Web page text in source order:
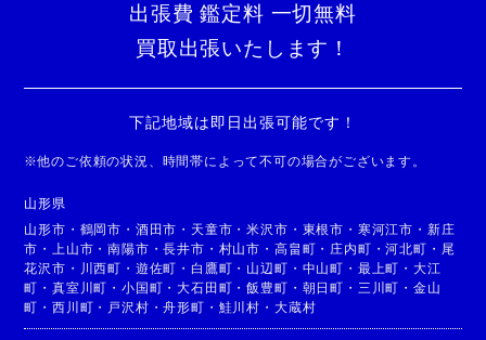
出張費 鑑定料 一切無料
買取出張いたします！
下記地域は即日出張可能です！
※他のご依頼の状況、時間帯によって不可の場合がございます。
山形県
山形市 ・ 鶴岡市 ・ 酒田市 ・ 天童市 ・米沢市 ・ 東根市 ・ 寒河江市 ・ 新庄
市 ・ 上山市 ・南陽市 ・長井市 ・ 村山市 ・ 高畠町 ・ 庄内町 ・河北町 ・ 尾
花沢市 ・ 川西町 ・ 遊佐町 ・ 白鷹町 ・ 山辺町 ・ 中山町 ・ 最上町 ・ 大江
町 ・真室川町 ・小国町 ・大石田町 ・飯豊町 ・ 朝日町 ・ 三川町 ・ 金山
町 ・西川町 ・ 戸沢村 ・舟形町 ・ 鮭川村 ・ 大蔵村